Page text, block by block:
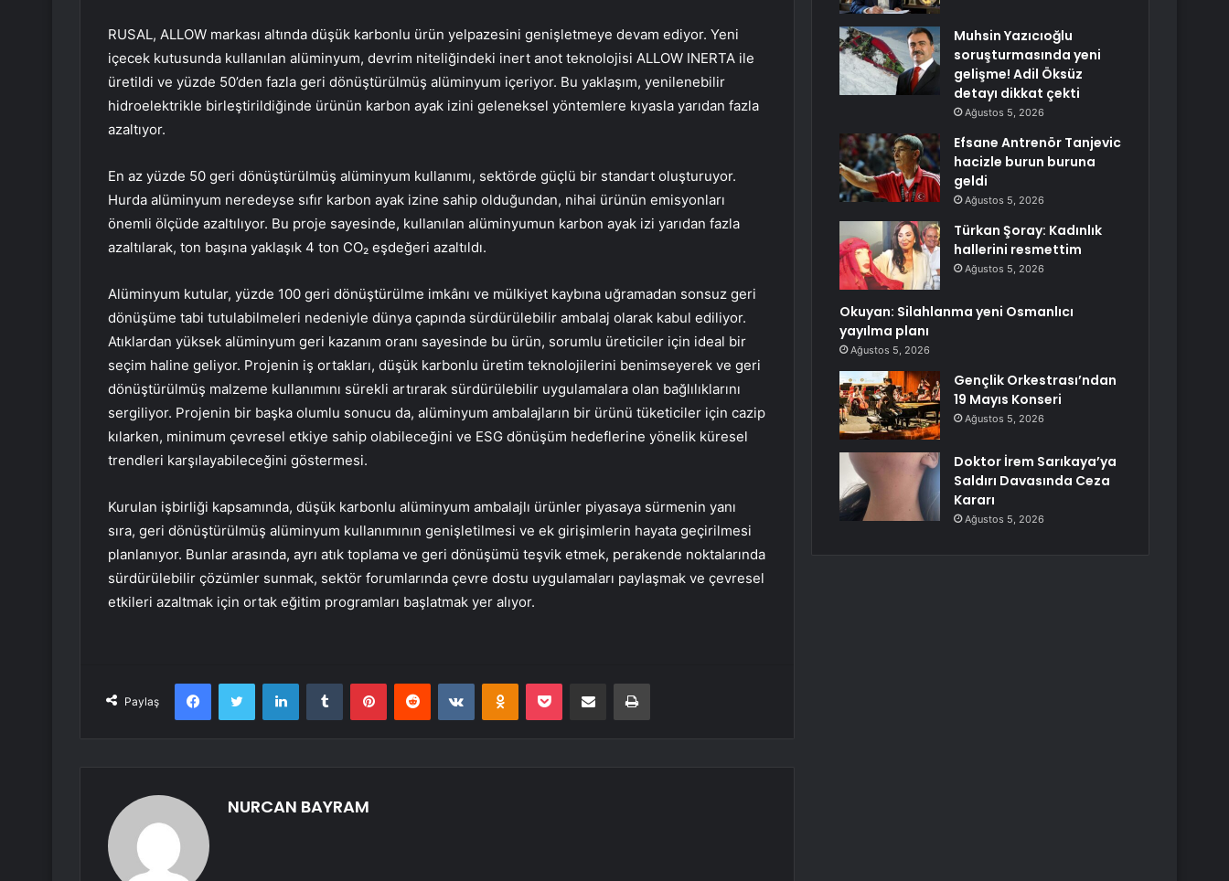
RUSAL, ALLOW markası altında düşük karbonlu ürün yelpazesini genişletmeye devam ediyor. Yeni
içecek kutusunda kullanılan alüminyum, devrim niteliğindeki inert anot teknolojisi ALLOW INERTA ile
üretildi ve yüzde 50’den fazla geri dönüştürülmüş alüminyum içeriyor. Bu yaklaşım, yenilenebilir
hidroelektrikle birleştirildiğinde ürünün karbon ayak izini geleneksel yöntemlere kıyasla yarıdan fazla
azaltıyor.
En az yüzde 50 geri dönüştürülmüş alüminyum kullanımı, sektörde güçlü bir standart oluşturuyor.
Hurda alüminyum neredeyse sıfır karbon ayak izine sahip olduğundan, nihai ürünün emisyonları
önemli ölçüde azaltılıyor. Bu proje sayesinde, kullanılan alüminyumun karbon ayak izi yarıdan fazla
azaltılarak, ton başına yaklaşık 4 ton CO₂ eşdeğeri azaltıldı.
Alüminyum kutular, yüzde 100 geri dönüştürülme imkânı ve mülkiyet kaybına uğramadan sonsuz geri
dönüşüme tabi tutulabilmeleri nedeniyle dünya çapında sürdürülebilir ambalaj olarak kabul ediliyor.
Atıklardan yüksek alüminyum geri kazanım oranı sayesinde bu ürün, sorumlu üreticiler için ideal bir
seçim haline geliyor. Projenin iş ortakları, düşük karbonlu üretim teknolojilerini benimseyerek ve geri
dönüştürülmüş malzeme kullanımını sürekli artırarak sürdürülebilir uygulamalara olan bağlılıklarını
sergiliyor. Projenin bir başka olumlu sonucu da, alüminyum ambalajların bir ürünü tüketiciler için cazip
kılarken, minimum çevresel etkiye sahip olabileceğini ve ESG dönüşüm hedeflerine yönelik küresel
trendleri karşılayabileceğini göstermesi.
Kurulan işbirliği kapsamında, düşük karbonlu alüminyum ambalajlı ürünler piyasaya sürmenin yanı
sıra, geri dönüştürülmüş alüminyum kullanımının genişletilmesi ve ek girişimlerin hayata geçirilmesi
planlanıyor. Bunlar arasında, ayrı atık toplama ve geri dönüşümü teşvik etmek, perakende noktalarında
sürdürülebilir çözümler sunmak, sektör forumlarında çevre dostu uygulamaları paylaşmak ve çevresel
etkileri azaltmak için ortak eğitim programları başlatmak yer alıyor.
Paylaş
FacebookTwitter LinkedInTumblr PinterestReddit VKontakteOdnoklassniki
Pocket E-Posta ile paylaş Yazdır
NURCAN BAYRAM
Muhsin Yazıcıoğlu
soruşturmasında yeni
gelişme! Adil Öksüz
detayı dikkat çekti
Ağustos 5, 2026
Efsane Antrenör Tanjevic
hacizle burun buruna
geldi
Ağustos 5, 2026
Türkan Şoray: Kadınlık
hallerini resmettim
Ağustos 5, 2026
Okuyan: Silahlanma yeni Osmanlıcı
yayılma planı
Ağustos 5, 2026
Gençlik Orkestrası’ndan
19 Mayıs Konseri
Ağustos 5, 2026
Doktor İrem Sarıkaya’ya
Saldırı Davasında Ceza
Kararı
Ağustos 5, 2026